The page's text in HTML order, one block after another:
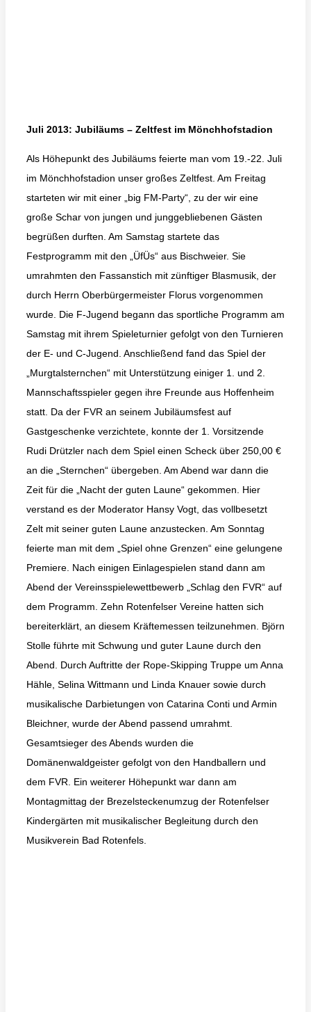
Juli 2013: Jubiläums – Zeltfest im Mönchhofstadion
Als Höhepunkt des Jubiläums feierte man vom 19.-22. Juli
im Mönchhofstadion unser großes Zeltfest. Am Freitag
starteten wir mit einer „big FM-Party“, zu der wir eine
große Schar von jungen und junggebliebenen Gästen
begrüßen durften. Am Samstag startete das
Festprogramm mit den „ÜfÜs“ aus Bischweier. Sie
umrahmten den Fassanstich mit zünftiger Blasmusik, der
durch Herrn Oberbürgermeister Florus vorgenommen
wurde. Die F-Jugend begann das sportliche Programm am
Samstag mit ihrem Spieleturnier gefolgt von den Turnieren
der E- und C-Jugend. Anschließend fand das Spiel der
„Murgtalsternchen“ mit Unterstützung einiger 1. und 2.
Mannschaftsspieler gegen ihre Freunde aus Hoffenheim
statt. Da der FVR an seinem Jubiläumsfest auf
Gastgeschenke verzichtete, konnte der 1. Vorsitzende
Rudi Drützler nach dem Spiel einen Scheck über 250,00 €
an die „Sternchen“ übergeben. Am Abend war dann die
Zeit für die „Nacht der guten Laune“ gekommen. Hier
verstand es der Moderator Hansy Vogt, das vollbesetzt
Zelt mit seiner guten Laune anzustecken. Am Sonntag
feierte man mit dem „Spiel ohne Grenzen“ eine gelungene
Premiere. Nach einigen Einlagespielen stand dann am
Abend der Vereinsspielewettbewerb „Schlag den FVR“ auf
dem Programm. Zehn Rotenfelser Vereine hatten sich
bereiterklärt, an diesem Kräftemessen teilzunehmen. Björn
Stolle führte mit Schwung und guter Laune durch den
Abend. Durch Auftritte der Rope-Skipping Truppe um Anna
Hähle, Selina Wittmann und Linda Knauer sowie durch
musikalische Darbietungen von Catarina Conti und Armin
Bleichner, wurde der Abend passend umrahmt.
Gesamtsieger des Abends wurden die
Domänenwaldgeister gefolgt von den Handballern und
dem FVR. Ein weiterer Höhepunkt war dann am
Montagmittag der Brezelsteckenumzug der Rotenfelser
Kindergärten mit musikalischer Begleitung durch den
Musikverein Bad Rotenfels.